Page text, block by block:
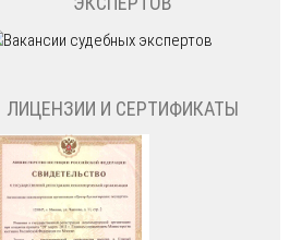
ЛИЦЕНЗИИ И СЕРТИФИКАТЫ